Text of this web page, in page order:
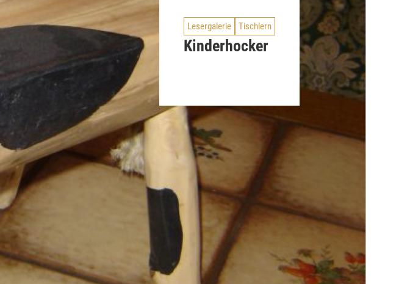
Lesergalerie Tischlern
Kinderhocker